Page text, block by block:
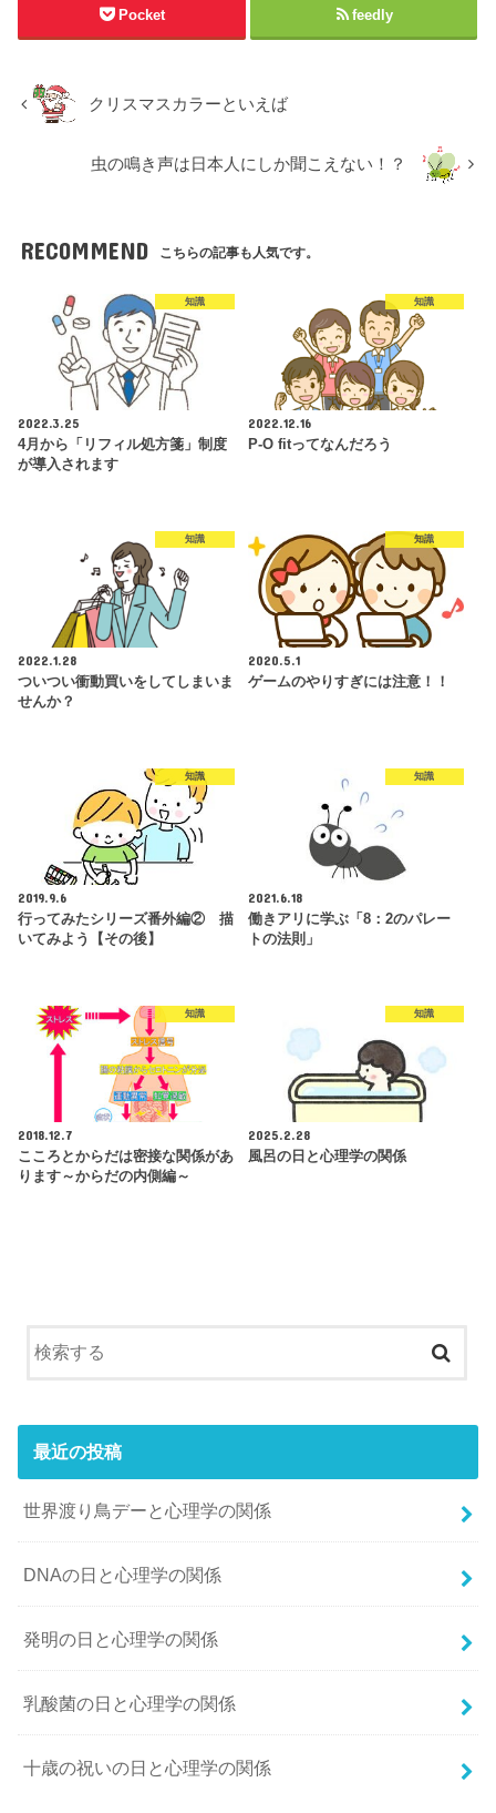
Pocket feedly
クリスマスカラーといえば
虫の鳴き声は日本人にしか聞こえない！？
RECOMMEND こちらの記事も人気です。
知識
2022.3.25
4月から「リフィル処方箋」制度
が導入されます
知識
2022.12.16
P-O fitってなんだろう
知識
2022.1.28
ついつい衝動買いをしてしまいま
せんか？
知識
2020.5.1
ゲームのやりすぎには注意！！
知識
2019.9.6
行ってみたシリーズ番外編② 描
いてみよう【その後】
知識
2021.6.18
働きアリに学ぶ「8：2のパレー
トの法則」
知識
2018.12.7
こころとからだは密接な関係があ
ります～からだの内側編～
知識
2025.2.28
風呂の日と心理学の関係
最近の投稿
世界渡り鳥デーと心理学の関係
DNAの日と心理学の関係
発明の日と心理学の関係
乳酸菌の日と心理学の関係
十歳の祝いの日と心理学の関係